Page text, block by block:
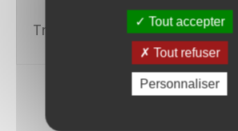
Travailleurs reconnusTout accepter
Tout refuser
Personnaliser